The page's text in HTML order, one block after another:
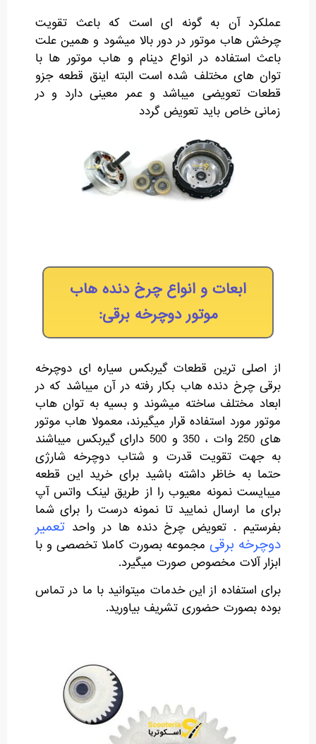
عملکرد آن به گونه ای است که باعث تقویت
چرخش هاب موتور در دور بالا میشود و همین علت
باعث استفاده در انواع دینام و هاب موتور ها با
توان های مختلف شده است البته اینق قطعه جزو
قطعات تعویضی میباشد و عمر معینی دارد و در
زمانی خاص باید تعویض گردد
ابعات و انواع چرخ دنده هاب
موتور دوچرخه برقی:
از اصلی ترین قطعات گیربکس سیاره ای دوچرخه
برقی چرخ دنده هاب بکار رفته در آن میباشد که در
ابعاد مختلف ساخته میشوند و بسیه به توان هاب
موتور مورد استفاده قرار میگیرند، معمولا هاب موتور
های 250 وات ، 350 و 500 دارای گیربکس میباشند
به جهت تقویت قدرت و شتاب دوچرخه شارژی
حتما به خاظر داشته باشید برای خرید این قطعه
میبایست نمونه معیوب را از طریق لینک واتس آپ
برای ما ارسال نمایید تا نمونه درست را برای شما
بفرستیم . تعویض چرخ دنده ها در واحد تعمیر
دوچرخه برقی مجموعه بصورت کاملا تخصصی و با
ابزار آلات مخصوص صورت میگیرد.
برای استفاده از این خدمات میتوانید با ما در تماس
بوده بصورت حضوری تشریف بیاورید.